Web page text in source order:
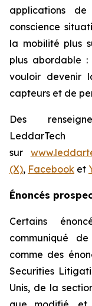
applications
conscience
la mobilité plus
plus abordable :
vouloir devenir
capteurs et de
Des
sur
(X), Facebook et
Énoncés
Certains
communiqué
comme des
Securities
Unis, de la